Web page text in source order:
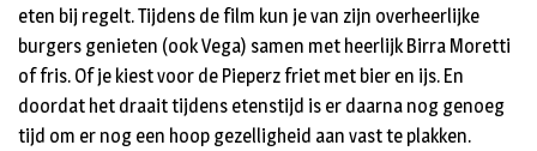
eten bij regelt. Tijdens de film kun je van zijn overheerlijke
burgers genieten (ook Vega) samen met heerlijk Birra Moretti
of fris. Of je kiest voor de Pieperz friet met bier en ijs. En
doordat het draait tijdens etenstijd is er daarna nog genoeg
tijd om er nog een hoop gezelligheid aan vast te plakken.